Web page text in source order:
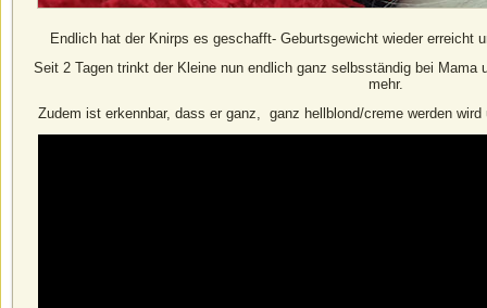
Endlich hat der Knirps es geschafft- Geburtsgewicht wieder erreicht
Seit 2 Tagen trinkt der Kleine nun endlich ganz selbsständig bei Mama
mehr.
Zudem ist erkennbar, dass er ganz, ganz hellblond/creme werden